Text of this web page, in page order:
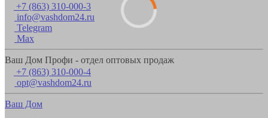
+7 (863) 310-000-3
info@vashdom24.ru
Telegram
Max
Ваш Дом Профи - отдел оптовых продаж
+7 (863) 310-000-4
opt@vashdom24.ru
Ваш Дом